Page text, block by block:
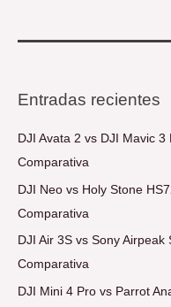
Entradas recientes
DJI Avata 2 vs DJI Mavic
Comparativa
DJI Neo vs Holy Stone
Comparativa
DJI Air 3S vs Sony
Comparativa
DJI Mini 4 Pro vs Parrot